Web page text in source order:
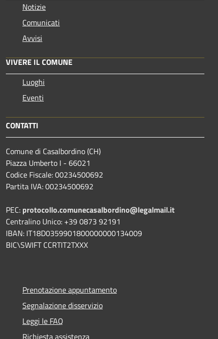
Notizie
Comunicati
Avvisi
VIVERE IL COMUNE
Luoghi
Eventi
CONTATTI
Comune di Casalbordino (CH)
Piazza Umberto I - 66021
Codice Fiscale: 00234500692
Partita IVA: 00234500692
PEC: protocollo.comunecasalbordino@legalmail.it
Centralino Unico: +39 0873 92191
IBAN: IT18D0359901800000000134009
BIC\SWIFT CCRTIT2TXXX
Prenotazione appuntamento
Segnalazione disservizio
Leggi le FAQ
Richiesta assistenza